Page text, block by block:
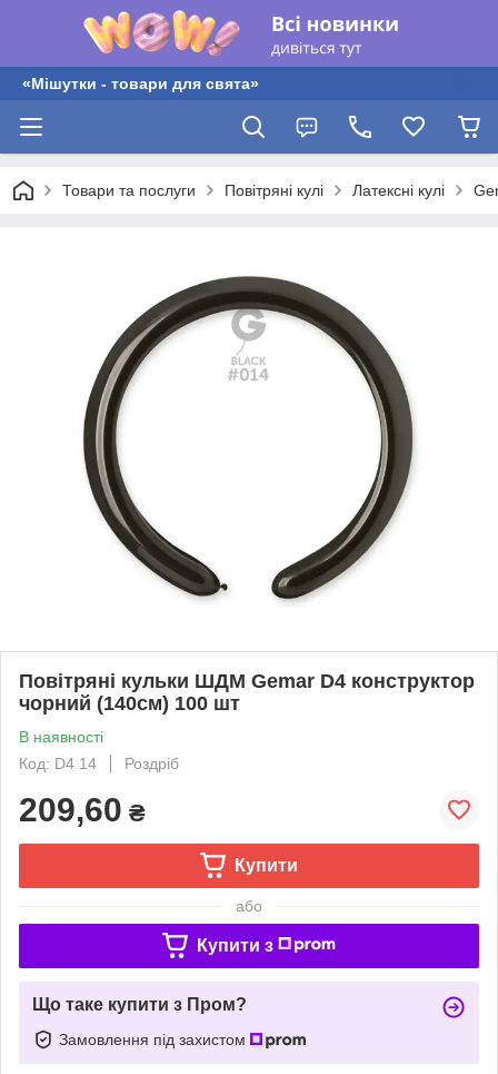
«Мішутки - товари для свята»
Товари та послуги Повітряні кулі Латексні кулі
Повітряні кульки ШДМ Gemar D4 конструктор
чорний (140см) 100 шт
В наявності
Код: D4 14
Роздріб
209,60 ₴
Купити
або
Купити з
Що таке купити з Пром?
Замовлення під захистом